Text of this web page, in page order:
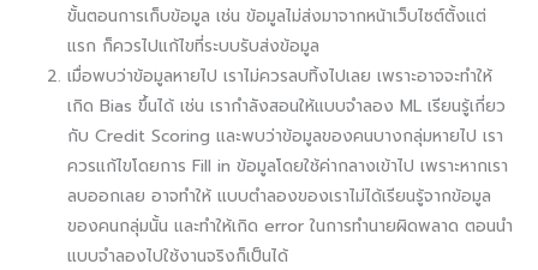
ขั้นตอนการเก็บข้อมูล เช่น ข้อมูลไม่ส่งมาจากหน้าเว็บไซต์ตั้งแต่
แรก ก็ควรไปแก้ไขที่ระบบรับส่งข้อมูล
เมื่อพบว่าข้อมูลหายไป เราไม่ควรลบทิ้งไปเลย เพราะอาจจะทำให้
เกิด Bias ขึ้นได้ เช่น เรากำลังสอนให้แบบจำลอง ML เรียนรู้เกี่ยว
กับ Credit Scoring และพบว่าข้อมูลของคนบางกลุ่มหายไป เรา
ควรแก้ไขโดยการ Fill in ข้อมูลโดยใช้ค่ากลางเข้าไป เพราะหากเรา
ลบออกเลย อาจทำให้ แบบตำลองของเราไม่ได้เรียนรู้จากข้อมูล
ของคนกลุ่มนั้น และทำให้เกิด error ในการทำนายผิดพลาด ตอนนำ
แบบจำลองไปใช้งานจริงก็เป็นได้